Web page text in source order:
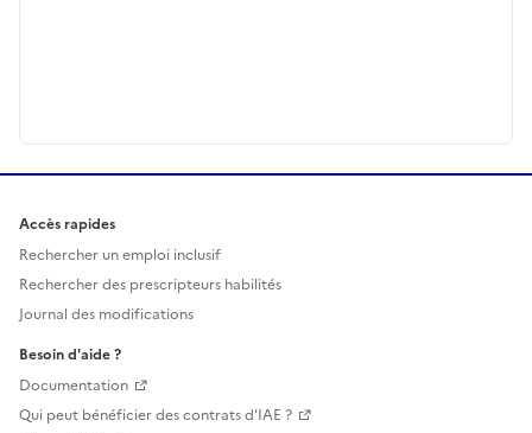
Accès rapides
Rechercher un emploi inclusif
Rechercher des prescripteurs habilités
Journal des modifications
Besoin d'aide ?
Documentation
Qui peut bénéficier des contrats d'IAE ?